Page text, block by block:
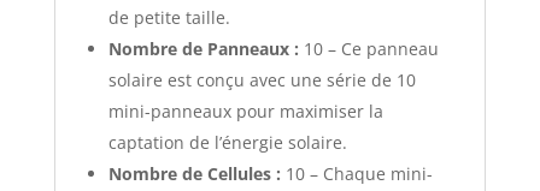
de petite taille.
Nombre de Panneaux : 10 – Ce panneau
solaire est conçu avec une série de 10
mini-panneaux pour maximiser la
captation de l’énergie solaire.
Nombre de Cellules : 10 – Chaque mini-